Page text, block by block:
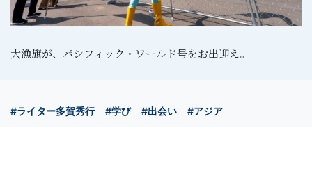
大漁旗が、パシフィック・ワールド号をお出迎え。
#ライター多賀秀行 #学び #出会い #アジア